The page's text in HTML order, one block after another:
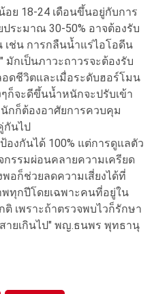
อย 18-24 เดือนขึ้นอยู่กับการ
ระมาณ 30-50% อาจต้องรับ
เช่น การกลืนน้ำแร่ไอโอดีน
กเป็นภาวะถาวรจะต้องรับ
ดชีวิตและเมื่อระดับฮอร์โมน
ก็จะดีขึ้นน้ำหนักจะปรับเข้า
กก็ต้องอาศัยการควบคุม
กันไป
งกันได้ 100% แต่การดูแลตัว
กรรมผ่อนคลายความเครียด
อก็ช่วยลดความเสี่ยงได้ที่
ทุกปีโดยเฉพาะคนที่อยู่ใน
เพราะถ้าตรวจพบไวก็รักษา
ายเกินไป" พญ.ธนพร พุทธานุ